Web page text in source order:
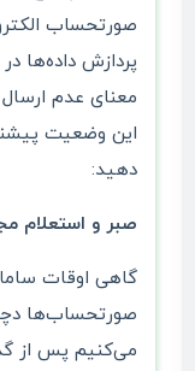
صورتحساب
پردازش داده‌ها
معنای عدم
این وضعیت
دهید:
صبر و استعلام
گاهی اوقات
صورتحساب‌ها
می‌کنیم پس از